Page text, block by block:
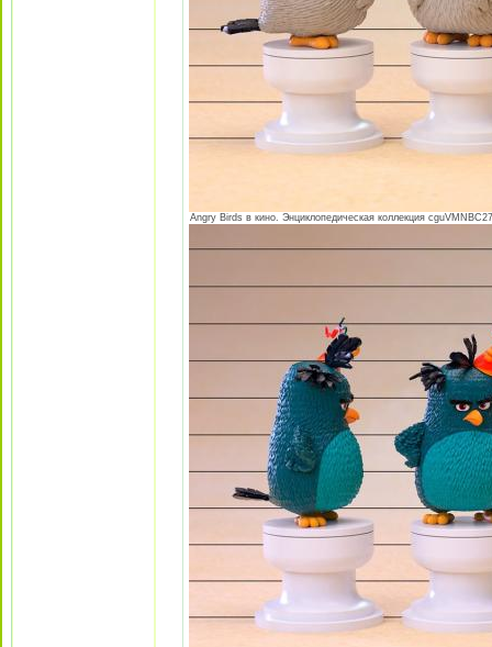
Angry Birds в кино. Энциклопедическая коллекция